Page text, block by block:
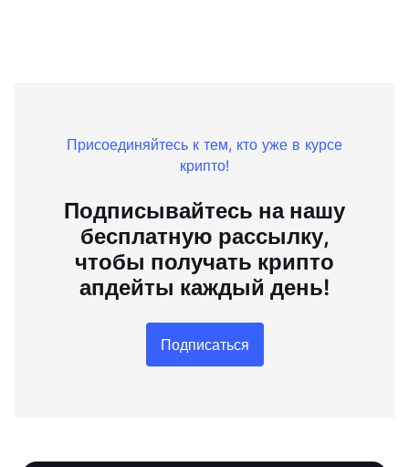
Присоединяйтесь к тем, кто уже в курсе
крипто!
Подписывайтесь на нашу
бесплатную рассылку,
чтобы получать крипто
апдейты каждый день!
Подписаться